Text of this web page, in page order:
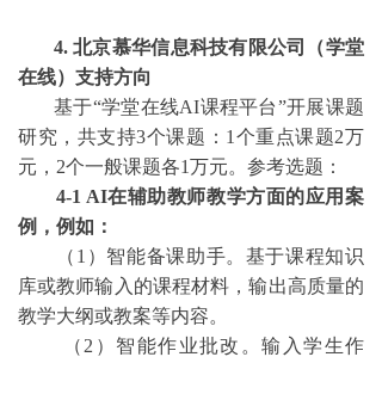
4. 北京慕华信息科技有限公司（学堂
在线）支持方向
基于“学堂在线AI课程平台”开展课题
研究，共支持3个课题：1个重点课题2万
元，2个一般课题各1万元。 参考选题：
4-1 AI在辅助教师教学方面的应用案
例，例如：
（ 1）智能备课助手。基于课程知识
库或教师输入的课程材料，输出高质量的
教学大纲或教案等内容。
（ 2）智能作业批改。输入学生作